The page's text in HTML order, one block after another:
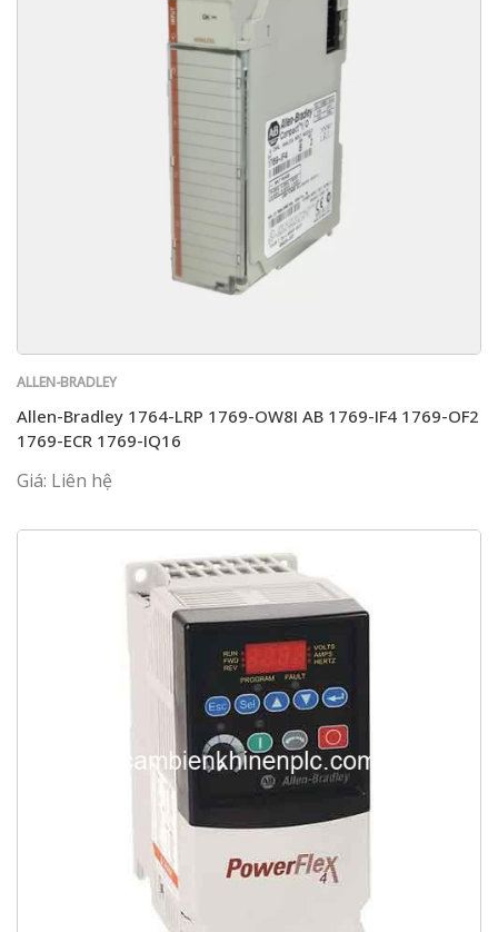
ALLEN-BRADLEY
Allen-Bradley 1764-LRP 1769-OW8I AB 1769-IF4 1769-OF2
1769-ECR 1769-IQ16
Giá: Liên hệ